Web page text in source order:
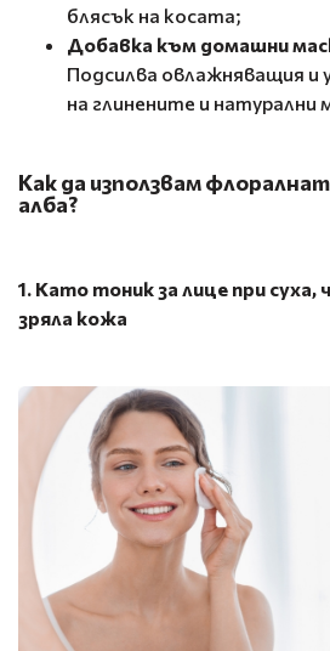
блясък на косата;
Добавка към домашни
Подсилва овлажняващия и
на глинените и натурални
Как да използвам
алба?
1. Като тоник за лице при суха,
зряла кожа